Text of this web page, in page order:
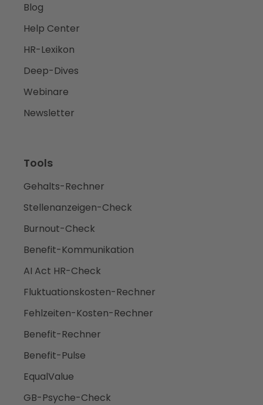
Blog
Help Center
HR-Lexikon
Deep-Dives
Webinare
Newsletter
Tools
Gehalts-Rechner
Stellenanzeigen-Check
Burnout-Check
Benefit-Kommunikation
AI Act HR-Check
Fluktuationskosten-Rechner
Fehlzeiten-Kosten-Rechner
Benefit-Rechner
Benefit-Pulse
EqualValue
GB-Psyche-Check